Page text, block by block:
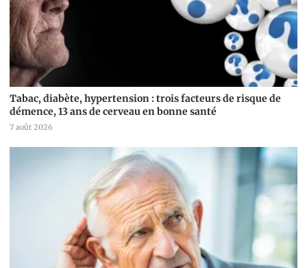
Tabac, diabète, hypertension : trois facteurs de risque de
démence, 13 ans de cerveau en bonne santé
7 août 2026